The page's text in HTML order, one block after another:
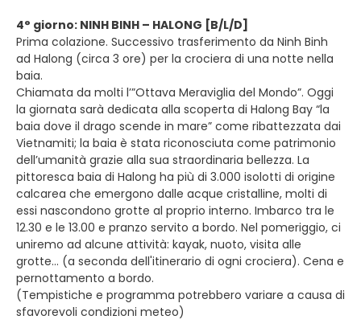
4° giorno: NINH BINH – HALONG [B/L/D]
Prima colazione. Successivo trasferimento da Ninh Binh
ad Halong (circa 3 ore) per la crociera di una notte nella
baia.
Chiamata da molti l’”Ottava Meraviglia del Mondo”. Oggi
la giornata sarà dedicata alla scoperta di Halong Bay “la
baia dove il drago scende in mare” come ribattezzata dai
Vietnamiti; la baia è stata riconosciuta come patrimonio
dell’umanità grazie alla sua straordinaria bellezza. La
pittoresca baia di Halong ha più di 3.000 isolotti di origine
calcarea che emergono dalle acque cristalline, molti di
essi nascondono grotte al proprio interno. Imbarco tra le
12.30 e le 13.00 e pranzo servito a bordo. Nel pomeriggio, ci
uniremo ad alcune attività: kayak, nuoto, visita alle
grotte... (a seconda dell'itinerario di ogni crociera). Cena e
pernottamento a bordo.
(Tempistiche e programma potrebbero variare a causa di
sfavorevoli condizioni meteo)